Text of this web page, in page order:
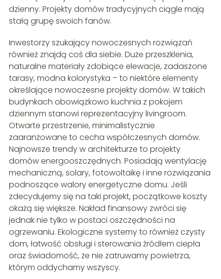
dzienny. Projekty domów tradycyjnych ciągle mają
stałą grupę swoich fanów.
Inwestorzy szukający nowoczesnych rozwiązań
również znajdą coś dla siebie. Duże przeszklenia,
naturalne materiały zdobiące elewacje, zadaszone
tarasy, modna kolorystyka – to niektóre elementy
określające nowoczesne projekty domów. W takich
budynkach obowiązkowo kuchnia z pokojem
dziennym stanowi reprezentacyjny livingroom.
Otwarte przestrzenie, minimalistycznie
zaaranżowane to cecha współczesnych domów.
Najnowsze trendy w architekturze to projekty
domów energooszczędnych. Posiadają wentylację
mechaniczną, solary, fotowoltaikę i inne rozwiązania
podnoszące walory energetyczne domu. Jeśli
zdecydujemy się na taki projekt, początkowe koszty
okażą się większe. Nakład finansowy zwróci się
jednak nie tylko w postaci oszczędności na
ogrzewaniu. Ekologiczne systemy to również czysty
dom, łatwość obsługi i sterowania źródłem ciepła
oraz świadomość, że nie zatruwamy powietrza,
którym oddychamy wszyscy.